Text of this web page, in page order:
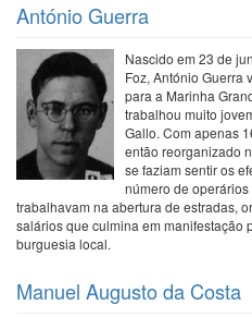
António Guerra
Nascido em 23 de
Foz, António Guerra
para a Marinha
trabalhou muito
Gallo. Com apenas
então reorganizado
se faziam sentir os
número de
trabalhavam na abertura de estradas,
salários que culmina em manifestação
burguesia local.
Manuel Augusto da Costa